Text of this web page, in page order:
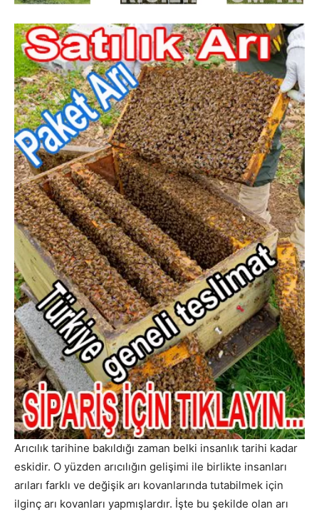
Arıcılık tarihine bakıldığı zaman belki insanlık tarihi kadar
eskidir. O yüzden arıcılığın gelişimi ile birlikte insanları
arıları farklı ve değişik arı kovanlarında tutabilmek için
ilginç arı kovanları yapmışlardır. İşte bu şekilde olan arı